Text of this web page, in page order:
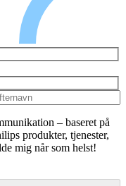
– baseret på
produkter, tjenester,
mig når som helst!